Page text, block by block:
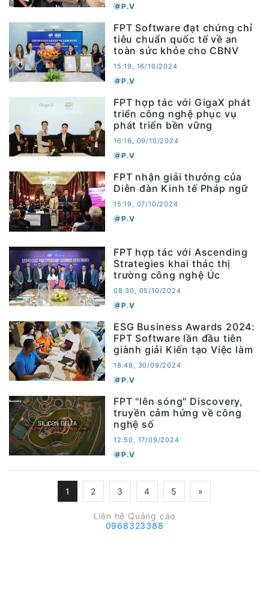
P.V
FPT Software đạt chứng chỉ
tiêu chuẩn quốc tế về an
toàn sức khỏe cho CBNV
15:19, 16/10/2024
P.V
FPT hợp tác với GigaX phát
triển công nghệ phục vụ
phát triển bền vững
16:16, 09/10/2024
P.V
FPT nhận giải thưởng của
Diễn đàn Kinh tế Pháp ngữ
15:19, 07/10/2024
P.V
FPT hợp tác với Ascending
Strategies khai thác thị
trường công nghệ Úc
08:30, 05/10/2024
P.V
ESG Business Awards 2024:
FPT Software lần đầu tiên
giành giải Kiến tạo Việc làm
18:48, 30/09/2024
P.V
FPT "lên sóng" Discovery,
truyền cảm hứng về công
nghệ số
12:50, 17/09/2024
P.V
1 2 3 4 5 »
Liên hệ Quảng cáo
0968323388